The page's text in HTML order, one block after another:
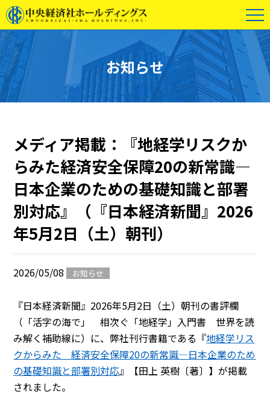
お知らせ
メディア掲載：『地経学リスクか
らみた経済安全保障20の新常識―
日本企業のための基礎知識と部署
別対応』（『日本経済新聞』2026
年5月2日（土）朝刊）
2026/05/08 お知らせ
『日本経済新聞』2026年5月2日（土）朝刊の書評欄
（「活字の海で」 相次ぐ「地経学」入門書 世界を読
み解く補助線に）に、弊社刊行書籍である『地経学リス
クからみた 経済安全保障20の新常識―日本企業のため
の基礎知識と部署別対応』【田上 英樹〔著〕】が掲載
されました。